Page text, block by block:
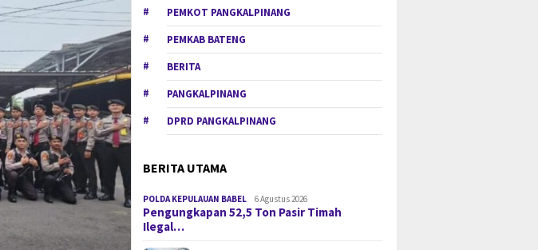
PEMKOT PANGKALPINANG
PEMKAB BATENG
BERITA
PANGKALPINANG
DPRD PANGKALPINANG
BERITA UTAMA
POLDA KEPULAUAN BABEL 6 Agustus 2026
Pengungkapan 52,5 Ton Pasir Timah
Ilegal…